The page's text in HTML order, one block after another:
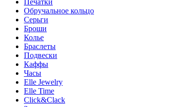
Печатки
Обручальное кольцо
Серьги
Броши
Колье
Браслеты
Подвески
Каффы
Часы
Elle Jewelry
Elle Time
Click&Clack